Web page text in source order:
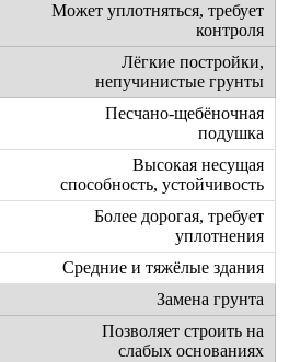
Может уплотняться, требует
контроля
Лёгкие постройки,
непучинистые грунты
Песчано-щебёночная
подушка
Высокая несущая
способность, устойчивость
Более дорогая, требует
уплотнения
Средние и тяжёлые здания
Замена грунта
Позволяет строить на
слабых основаниях